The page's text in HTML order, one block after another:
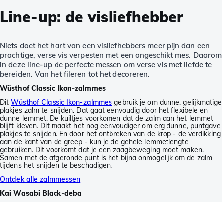
Line-up: de visliefhebber
Niets doet het hart van een visliefhebbers meer pijn dan een
prachtige, verse vis verpesten met een ongeschikt mes. Daarom
in deze line-up de perfecte messen om verse vis met liefde te
bereiden. Van het fileren tot het decoreren.
Wüsthof Classic Ikon-zalmmes
DitWüsthof Classic Ikon-zalmmes gebruik je om dunne, gelijkmatige
plakjes zalm te snijden. Dat gaat eenvoudig door het flexibele en
dunne lemmet. De kuiltjes voorkomen dat de zalm aan het lemmet
blijft kleven. Dit maakt het nog eenvoudiger om erg dunne, puntgave
plakjes te snijden. En door het ontbreken van de krop - de verdikking
aan de kant van de greep - kun je de gehele lemmetlengte
gebruiken. Dit voorkomt dat je een zaagbeweging moet maken.
Samen met de afgeronde punt is het bijna onmogelijk om de zalm
tijdens het snijden te beschadigen.
Ontdek alle zalmmessen
Kai Wasabi Black-deba